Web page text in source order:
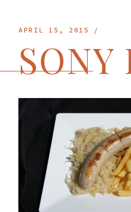
APRIL 15, 2015
SONY